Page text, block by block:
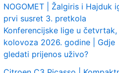
NOGOMET | Žalgiris i Hajduk
prvi susret 3. pretkola
Konferencijske lige u četvrtak,
kolovoza 2026. godine | Gdje
gledati prijenos uživo?